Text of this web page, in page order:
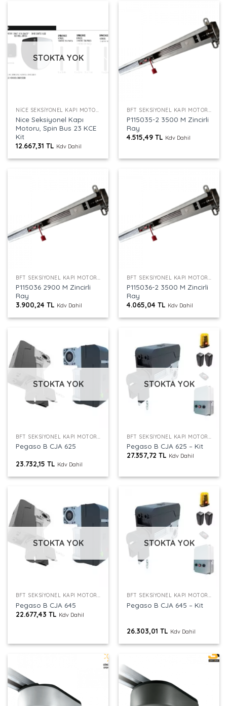
STOKTA YOK
NICE SEKSIYONEL KAPI MOTORU
Nice Seksiyonel Kapı
Motoru, Spin Bus 23 KCE
Kit
12.667,31TL Kdv Dahil
BFT SEKSIYONEL KAPI MOTORU RAYI
P115035-2 3500 M Zincirli
Ray
4.515,49TL Kdv Dahil
BFT SEKSIYONEL KAPI MOTORU RAYI
P115036 2900 M Zincirli
Ray
3.900,24TL Kdv Dahil
BFT SEKSIYONEL KAPI MOTORU RAYI
P115036-2 3500 M Zincirli
Ray
4.065,04TL Kdv Dahil
STOKTA YOK
Pegaso B CJA 625
23.732,15TL Kdv Dahil
STOKTA YOK
Pegaso B CJA 625 – Kit
27.357,72TL Kdv Dahil
STOKTA YOK
BFT SEKSIYONEL KAPI MOTORU
Pegaso B CJA 645
22.677,43TL Kdv Dahil
STOKTA YOK
BFT SEKSIYONEL KAPI MOTORU
Pegaso B CJA 645 – Kit
26.303,01TL Kdv Dahil